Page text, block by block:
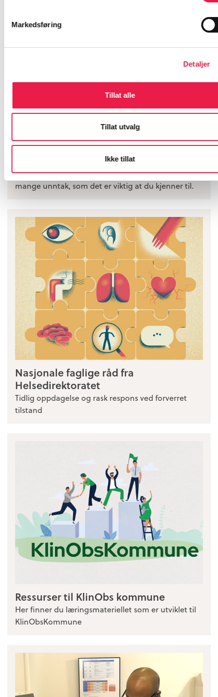
Markedsføring
Detaljer
Tillat alle
Tillat utvalg
Ikke tillat
Taushetsplikt for helsepersonell
Helsepersonell har taushetsplikt og kan ikke dele
det de får vite om pasienten. Men det finnes
mange unntak, som det er viktig at du kjenner til.
Nasjonale faglige råd fra
Helsedirektoratet
Tidlig oppdagelse og rask respons ved forverret
tilstand
Ressurser til KlinObs kommune
Her finner du læringsmateriellet som er utviklet til
KlinObsKommune